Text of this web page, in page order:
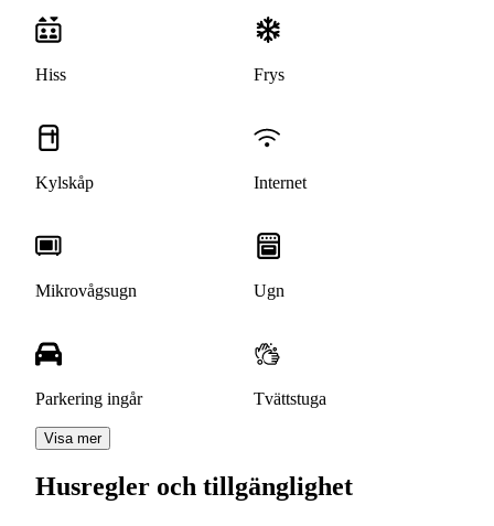
Hiss Frys
Kylskåp Internet
Mikrovågsugn Ugn
Parkering ingår Tvättstuga
Visa mer
Husregler och tillgänglighet